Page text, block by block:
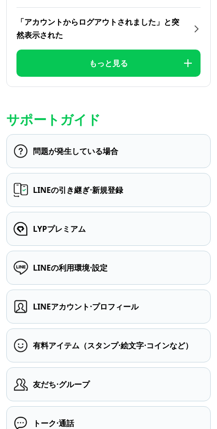
「アカウントからログアウトされました」と突
然表示された
もっと見る
サポートガイド
問題が発生している場合
LINEの引き継ぎ⋅新規登録
LYPプレミアム
LINEの利用環境⋅設定
LINEアカウント⋅プロフィール
有料アイテム（スタンプ⋅絵文字⋅コインなど）
友だち⋅グループ
トーク⋅通話